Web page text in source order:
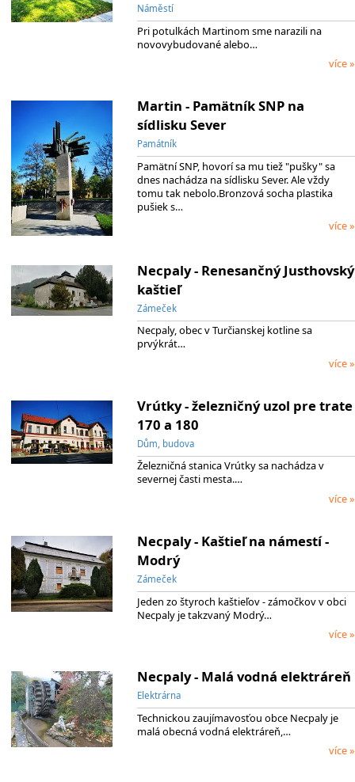
Náměstí
Pri potulkách Martinom sme narazili na
novovybudované alebo…
více »
Martin - Pamätník SNP na
sídlisku Sever
Památník
Pamätní SNP, hovorí sa mu tiež "pušky" sa
dnes nachádza na sídlisku Sever. Ale vždy
tomu tak nebolo.Bronzová socha plastika
pušiek s…
více »
Necpaly - Renesančný Justhovský
kaštieľ
Zámeček
Necpaly, obec v Turčianskej kotline sa
prvýkrát…
více »
Vrútky - železničný uzol pre trate
170 a 180
Dům, budova
Železničná stanica Vrútky sa nachádza v
severnej časti mesta.…
více »
Necpaly - Kaštieľ na námestí -
Modrý
Zámeček
Jeden zo štyroch kaštieľov - zámočkov v obci
Necpaly je takzvaný Modrý…
více »
Necpaly - Malá vodná elektráreň
Elektrárna
Technickou zaujímavosťou obce Necpaly je
malá obecná vodná elektráreň,…
více »